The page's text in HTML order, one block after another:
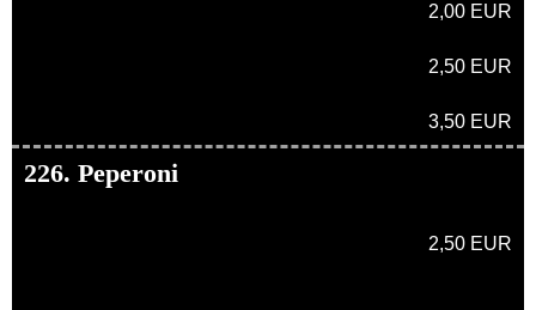
2,00 EUR
2,50 EUR
3,50 EUR
226. Peperoni
2,50 EUR